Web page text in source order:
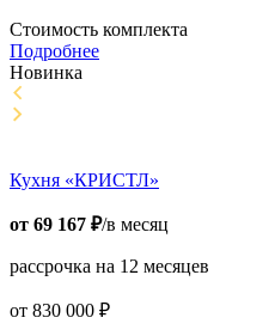
Стоимость комплекта
Подробнее
Новинка
Кухня «КРИСТЛ»
от 69 167 ₽/в месяц
рассрочка на 12 месяцев
от 830 000 ₽